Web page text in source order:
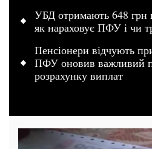
УБД отримають 648 грн
як нараховує ПФУ і чи
Пенсіонери відчують
ПФУ оновив важливий
розрахунку виплат